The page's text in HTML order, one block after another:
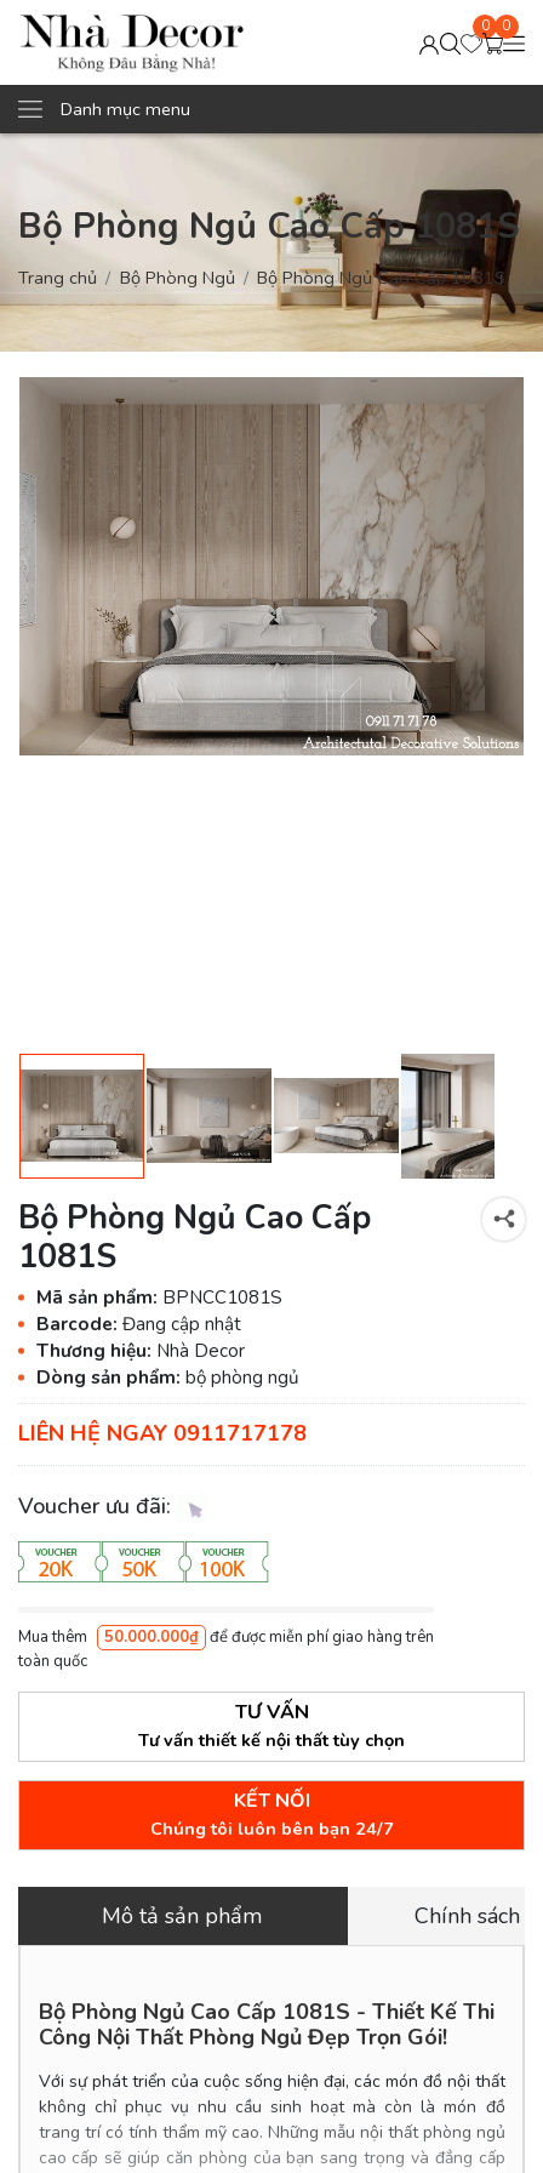
0 0
Danh mục menu
Bộ Phòng Ngủ Cao Cấp 1081S
Trang chủ Bộ Phòng Ngủ Bộ Phòng Ngủ Cao Cấp 1081S
Bộ Phòng Ngủ Cao Cấp
1081S
Mã sản phẩm: BPNCC1081S
Barcode: Đang cập nhật
Thương hiệu: Nhà Decor
Dòng sản phẩm: bộ phòng ngủ
LIÊN HỆ NGAY 0911717178
Voucher ưu đãi:
Mua thêm 50.000.000₫ để được miễn phí giao hàng trên
toàn quốc
TƯ VẤN
Tư vấn thiết kế nội thất tùy chọn
KẾT NỐI
Chúng tôi luôn bên bạn 24/7
Mô tả sản phẩm Chính sách
Bộ Phòng Ngủ Cao Cấp 1081S - Thiết Kế Thi
Công Nội Thất Phòng Ngủ Đẹp Trọn Gói!
Với sự phát triển của cuộc sống hiện đại, các món đồ nội thất
không chỉ phục vụ nhu cầu sinh hoạt mà còn là món đồ
trang trí có tính thẩm mỹ cao. Những mẫu nội thất phòng ngủ
cao cấp sẽ giúp căn phòng của bạn sang trọng và đẳng cấp